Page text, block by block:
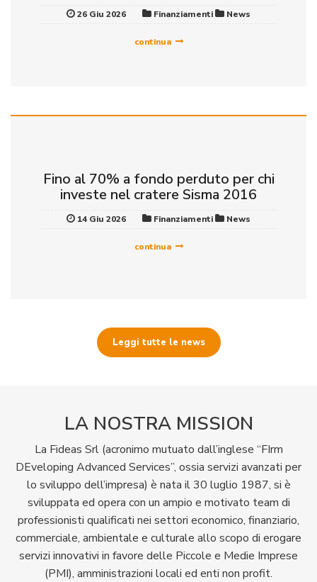
26 Giu 2026 Finanziamenti News
continua
Fino al 70% a fondo perduto per chi
investe nel cratere Sisma 2016
14 Giu 2026 Finanziamenti News
continua
Leggi tutte le news
LA NOSTRA MISSION
La Fideas Srl (acronimo mutuato dall’inglese “FIrm
DEveloping Advanced Services”, ossia servizi avanzati per
lo sviluppo dell’impresa) è nata il 30 luglio 1987, si è
sviluppata ed opera con un ampio e motivato team di
professionisti qualificati nei settori economico, finanziario,
commerciale, ambientale e culturale allo scopo di erogare
servizi innovativi in favore delle Piccole e Medie Imprese
(PMI), amministrazioni locali ed enti non profit.